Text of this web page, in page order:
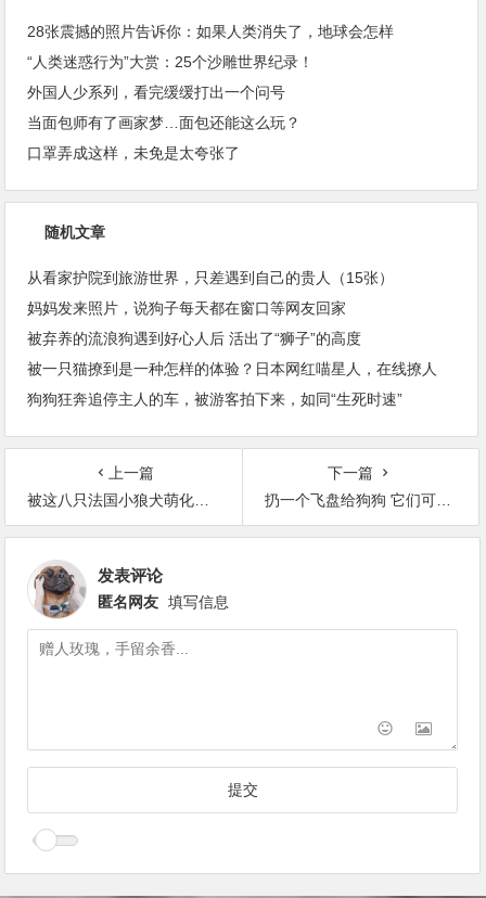
28张震撼的照片告诉你：如果人类消失了，地球会怎样
“人类迷惑行为”大赏：25个沙雕世界纪录！
外国人少系列，看完缓缓打出一个问号
当面包师有了画家梦…面包还能这么玩？
口罩弄成这样，未免是太夸张了
随机文章
从看家护院到旅游世界，只差遇到自己的贵人（15张）
妈妈发来照片，说狗子每天都在窗口等网友回家
被弃养的流浪狗遇到好心人后 活出了“狮子”的高度
被一只猫撩到是一种怎样的体验？日本网红喵星人，在线撩人
狗狗狂奔追停主人的车，被游客拍下来，如同“生死时速”
上一篇
被这八只法国小狼犬萌化了 真的好想养一只
下一篇
扔一个飞盘给狗狗 它们可以“飞”得很高（25张）
发表评论
匿名网友 填写信息